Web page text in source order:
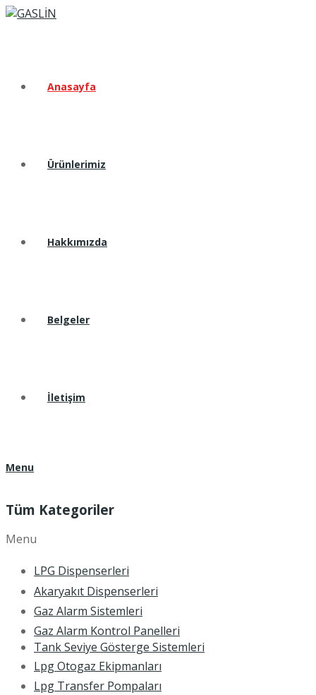
Anasayfa
Ürünlerimiz
Hakkımızda
Belgeler
İletişim
Menu
Tüm Kategoriler
Menu
LPG Dispenserleri
Akaryakıt Dispenserleri
Gaz Alarm Sistemleri
Gaz Alarm Kontrol Panelleri
Tank Seviye Gösterge Sistemleri
Lpg Otogaz Ekipmanları
Lpg Transfer Pompaları